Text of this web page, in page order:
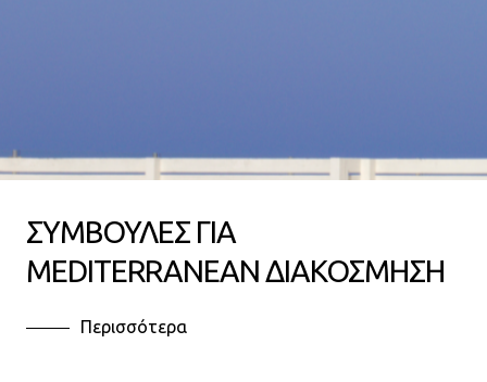
ΣΥΜΒΟΥΛΕΣ ΓΙΑ
MEDITERRANEAN ΔΙΑΚΟΣΜΗΣΗ
Περισσότερα